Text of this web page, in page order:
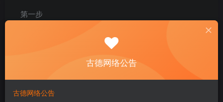
第一步
1.在手机桌面上找到Cydia的图标，点击进入。
第二步
古德网络公告
古德网络公告